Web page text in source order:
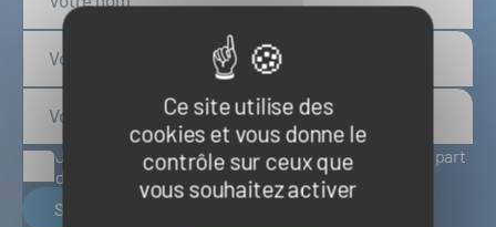
Ce site utilise des
cookies et vous donne le
contrôle sur ceux que
vous souhaitez activer
J'accepte de recevoir des articles d'actualité de la part
du Pôle Mer Bretagne Atlantique
S'inscrire